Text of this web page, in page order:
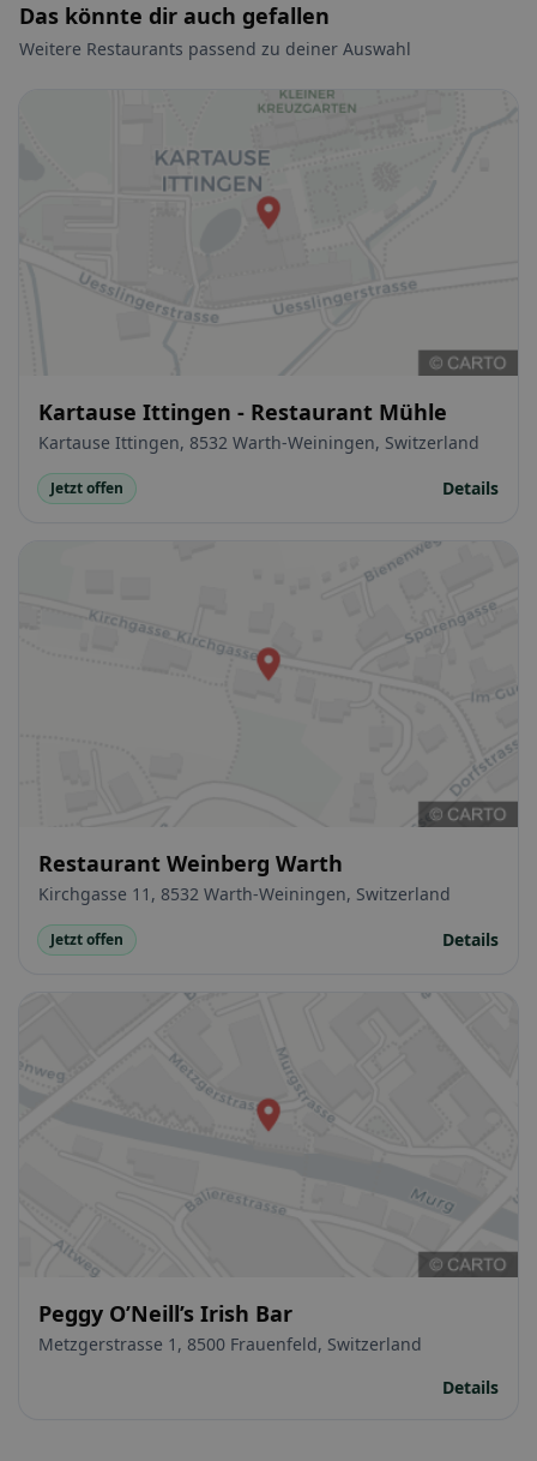
Das könnte dir auch gefallen
Weitere Restaurants passend zu deiner Auswahl
Kartause Ittingen - Restaurant Mühle
Kartause Ittingen, 8532 Warth-Weiningen, Switzerland
Jetzt offen Details
Restaurant Weinberg Warth
Kirchgasse 11, 8532 Warth-Weiningen, Switzerland
Jetzt offen Details
Peggy O’Neill’s Irish Bar
Metzgerstrasse 1, 8500 Frauenfeld, Switzerland
Details